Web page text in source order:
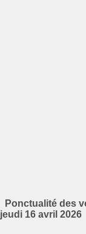
Ponctualité des
jeudi 16 avril 2026